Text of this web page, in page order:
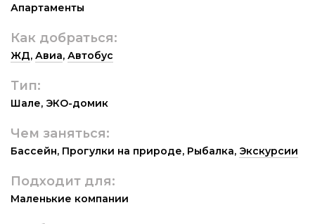
Апартаменты
Как добраться:
ЖД, Авиа, Автобус
Тип:
Шале, ЭКО-домик
Чем заняться:
Бассейн, Прогулки на природе, Рыбалка, Экскурсии
Подходит для:
Маленькие компании